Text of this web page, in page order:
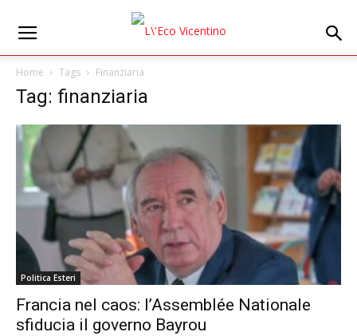
Home Tags Finanziaria
Tag: finanziaria
Politica Esteri
Francia nel caos: l’Assemblée Nationale
sfiducia il governo Bayrou